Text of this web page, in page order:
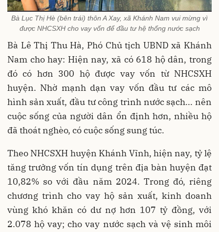
Bà Lục Thị Hè (bên trái) thôn A Xay, xã Khánh Nam vui mừng vì
được NHCSXH cho vay vốn để đầu tư hệ thống nước sạch
Bà Lê Thị Thu Hà, Phó Chủ tịch UBND xã Khánh
Nam cho hay: Hiện nay, xã có 618 hộ dân, trong
đó có hơn 300 hộ được vay vốn từ NHCSXH
huyện. Nhờ mạnh dạn vay vốn đầu tư các mô
hình sản xuất, đầu tư công trình nước sạch... nên
cuộc sống của người dân ổn định hơn, nhiều hộ
đã thoát nghèo, có cuộc sống sung túc.
Theo NHCSXH huyện Khánh Vĩnh, hiện nay, tỷ lệ
tăng trưởng vốn tín dụng trên địa bàn huyện đạt
10,82% so với đầu năm 2024. Trong đó, riêng
chương trình cho vay hộ sản xuất, kinh doanh
vùng khó khăn có dư nợ hơn 107 tỷ đồng, với
2.078 hộ vay; cho vay nước sạch và vệ sinh môi